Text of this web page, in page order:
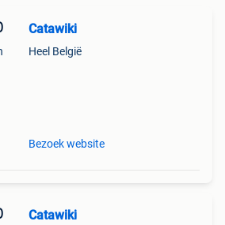
Catawiki
Heel België
Bezoek website
Catawiki